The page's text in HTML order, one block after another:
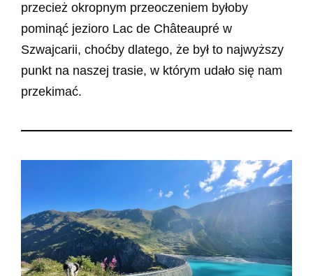
przecież okropnym przeoczeniem byłoby
pominąć jezioro Lac de Châteaupré w
Szwajcarii, choćby dlatego, że był to najwyższy
punkt na naszej trasie, w którym udało się nam
przekimać.